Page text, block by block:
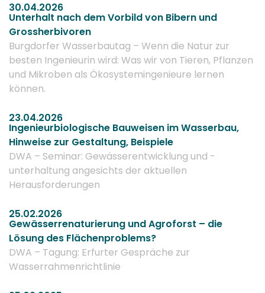
30.04.2026
Unterhalt nach dem Vorbild von Bibern und
Grossherbivoren
Burgdorfer Wasserbautag – Wenn die Natur zur
besten Ingenieurin wird: Was wir von Tieren, Pflanzen
und Mikroben als Ökosystemingenieure lernen
können.
23.04.2026
Ingenieurbiologische Bauweisen im Wasserbau,
Hinweise zur Gestaltung, Beispiele
DWA – Seminar: Gewässerentwicklung und -
unterhaltung angesichts der aktuellen
Herausforderungen
25.02.2026
Gewässerrenaturierung und Agroforst – die
Lösung des Flächenproblems?
DWA – Tagung: Erfurter Gespräche zur
Wasserrahmenrichtlinie